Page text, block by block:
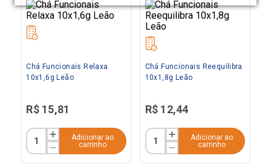
Chá Funcionais Relaxa
10x1,6g Leão
R$ 15,81
Adicionar ao
carrinho
Chá Funcionais Reequilibra
10x1,8g Leão
R$ 12,44
Adicionar ao
carrinho